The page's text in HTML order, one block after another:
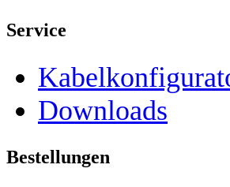
Service
Downloads
Bestellungen